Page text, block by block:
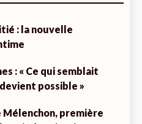
: la nouvelle
: « Ce qui semblait
possible »
Mélenchon, première